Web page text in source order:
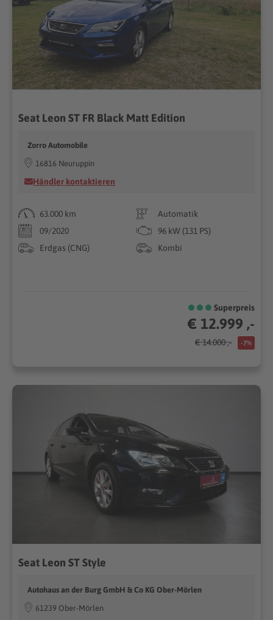
Seat Leon ST FR Black Matt Edition
Zorro Automobile
16816 Neuruppin
Händler kontaktieren
63.000 km
Automatik
09/2020
96 kW (131 PS)
Erdgas (CNG)
Kombi
Superpreis
€ 12.999 ,-
€ 14.000 ,- -7%
Seat Leon ST Style
Autohaus an der Burg GmbH & Co KG Ober-Mörlen
61239 Ober-Mörlen